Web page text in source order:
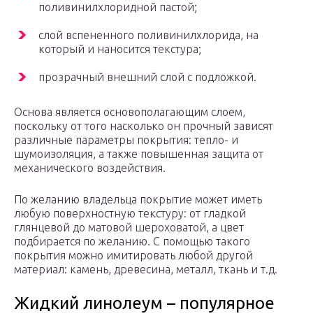
поливинилхлоридной пастой;
слой вспененного поливинилхлорида, на
который и наносится текстура;
прозрачный внешний слой с подложкой.
Основа является основополагающим слоем,
поскольку от того насколько он прочный зависят
различные параметры покрытия: тепло- и
шумоизоляция, а также повышенная защита от
механического воздействия.
По желанию владельца покрытие может иметь
любую поверхностную текстуру: от гладкой
глянцевой до матовой шероховатой, а цвет
подбирается по желанию. С помощью такого
покрытия можно имитировать любой другой
материал: камень, древесина, металл, ткань и т.д.
Жидкий линолеум – популярное